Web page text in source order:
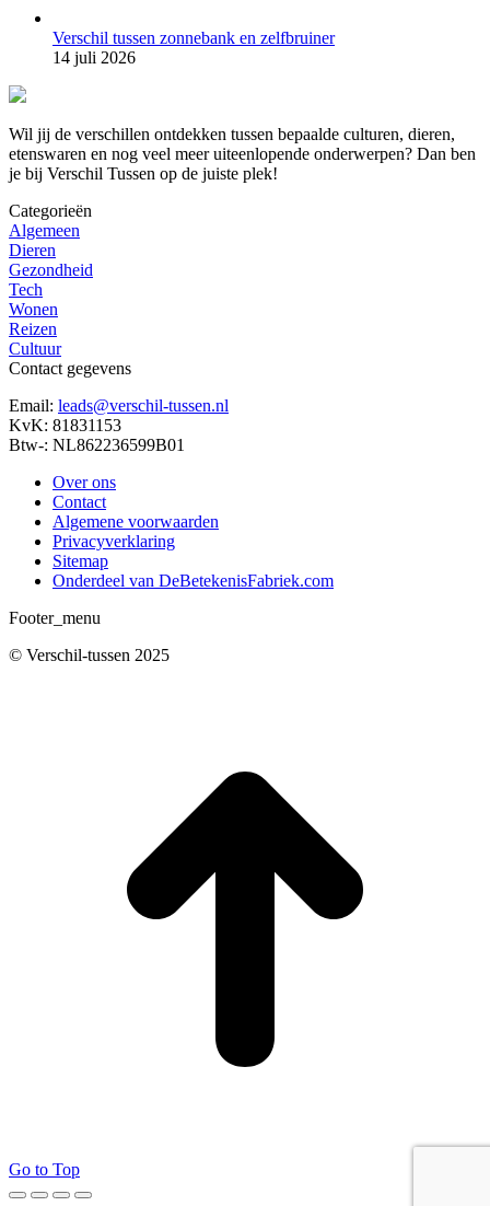
Verschil tussen zonnebank en zelfbruiner
14 juli 2026
Wil jij de verschillen ontdekken tussen bepaalde culturen, dieren,
etenswaren en nog veel meer uiteenlopende onderwerpen? Dan ben
je bij Verschil Tussen op de juiste plek!
Categorieën
Algemeen
Dieren
Gezondheid
Tech
Wonen
Reizen
Cultuur
Contact gegevens
Email: leads@verschil-tussen.nl
KvK: 81831153
Btw-: NL862236599B01
Over ons
Contact
Algemene voorwaarden
Privacyverklaring
Sitemap
Onderdeel van DeBetekenisFabriek.com
Footer_menu
© Verschil-tussen 2025
Go to Top